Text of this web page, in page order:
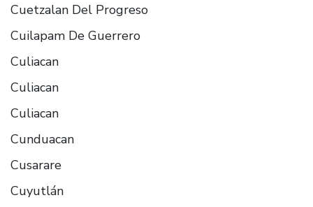
Cuetzalan Del Progreso
Cuilapam De Guerrero
Culiacan
Culiacan
Culiacan
Cunduacan
Cusarare
Cuyutlán